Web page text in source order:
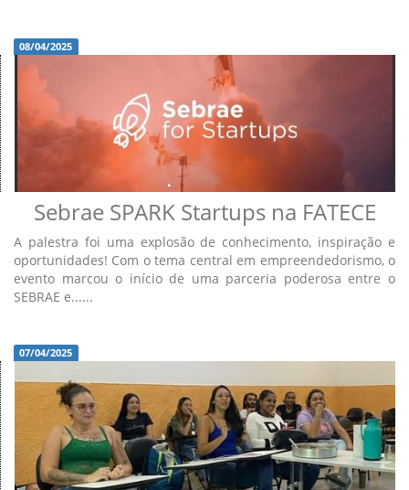
08/04/2025
Sebrae SPARK Startups na FATECE
A palestra foi uma explosão de conhecimento, inspiração e
oportunidades! Com o tema central em empreendedorismo, o
evento marcou o início de uma parceria poderosa entre o
SEBRAE e......
07/04/2025